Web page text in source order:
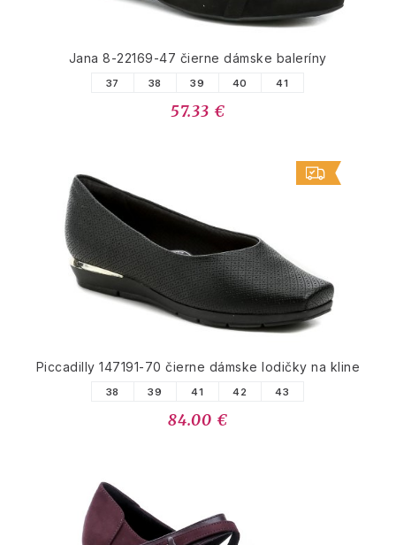
Jana 8-22169-47 čierne dámske baleríny
37 38 39 40 41
57.33 €
Piccadilly 147191-70 čierne dámske lodičky na kline
38 39 41 42 43
84.00 €